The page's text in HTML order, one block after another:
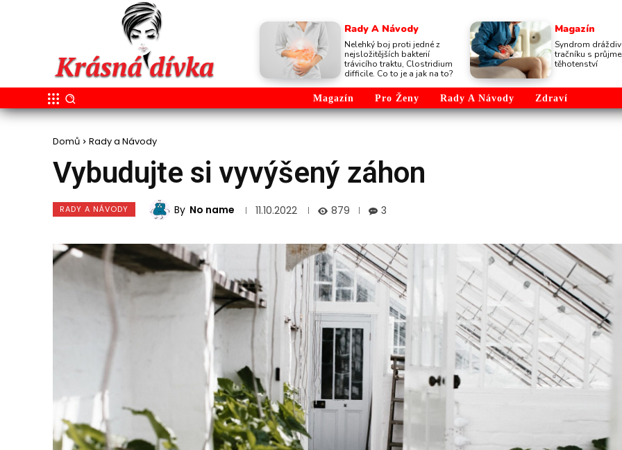
Rady A Návody
Nelehký boj proti jedné z
nejsložitějších bakterií
trávicího traktu, Clostridium
difficile. Co to je a jak na to?
Magazín
Syndrom
tračníku s
těhotenství
Magazín Pro Ženy Rady A Návody Zdraví
Domů Rady a Návody
Vybudujte si vyvýšený záhon
RADY A NÁVODY By No name 11.10.2022 879 3